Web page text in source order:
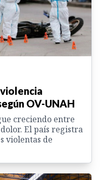
OV-UNAH
creciendo entre
El país registra
violentas de